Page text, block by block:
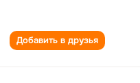
Добавить в друзья